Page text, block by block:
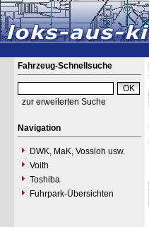
Fahrzeug-Schnellsuche
zur erweiterten Suche
Navigation
DWK, MaK, Vossloh usw.
Voith
Toshiba
Fuhrpark-Übersichten